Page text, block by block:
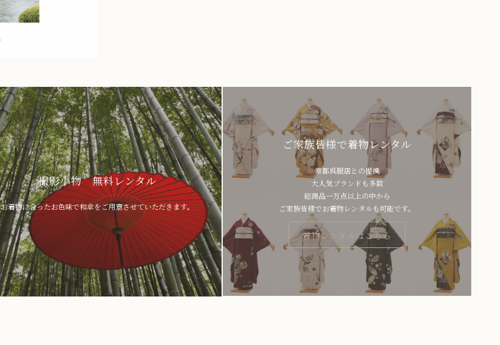
撮影小物 無料レンタル
お着物に合ったお色味で和傘をご用意させていただきます。
ご家族皆様で着物レンタル
京都呉服店との提携
大人気ブランドも多数
総商品一万点以上の中から
ご家族皆様でお着物レンタルも可能です。
着物レンタルはこちら